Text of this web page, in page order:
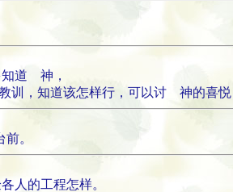
知道 神，
训，知道该怎样行，可以讨 神的喜
。
人的工程怎样。